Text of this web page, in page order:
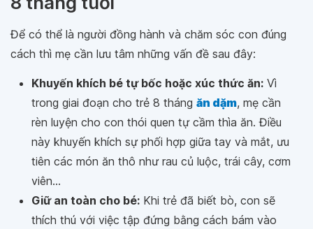
Để có thể là người đồng hành và chăm sóc con đúng
cách thì mẹ cần lưu tâm những vấn đề sau đây:
Khuyến khích bé tự bốc hoặc xúc thức ăn: Vì
trong giai đoạn cho trẻ 8 tháng ăn dặm, mẹ cần
rèn luyện cho con thói quen tự cầm thìa ăn. Điều
này khuyến khích sự phối hợp giữa tay và mắt, ưu
tiên các món ăn thô như rau củ luộc, trái cây, cơm
viên...
Giữ an toàn cho bé: Khi trẻ đã biết bò, con sẽ
thích thú với việc tập đứng bằng cách bám vào